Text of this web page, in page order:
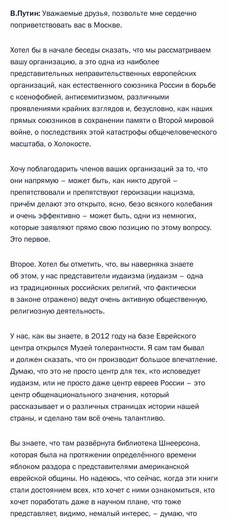
В.Путин: Уважаемые друзья, позвольте мне сердечно
поприветствовать вас в Москве.
Хотел бы в начале беседы сказать, что мы рассматриваем
вашу организацию, а это одна из наиболее
представительных неправительственных европейских
организаций, как естественного союзника России в борьбе
с ксенофобией, антисемитизмом, различными
проявлениями крайних взглядов и, безусловно, как наших
прямых союзников в сохранении памяти о Второй мировой
войне, о последствиях этой катастрофы общечеловеческого
масштаба, о Холокосте.
Хочу поблагодарить членов ваших организаций за то, что
они напрямую – может быть, как никто другой –
препятствовали и препятствуют героизации нацизма,
причём делают это открыто, ясно, безо всякого колебания
и очень эффективно – может быть, одни из немногих,
которые заявляют прямо свою позицию по этому вопросу.
Это первое.
Второе. Хотел бы отметить, что, вы наверняка знаете
об этом, у нас представители иудаизма (иудаизм – одна
из традиционных российских религий, что фактически
в законе отражено) ведут очень активную общественную,
религиозную деятельность.
У нас, как вы знаете, в 2012 году на базе Еврейского
центра открылся Музей толерантности. Я сам там бывал
и должен сказать, что он производит большое впечатление.
Думаю, что это не просто центр для тех, кто исповедует
иудаизм, или не просто даже центр евреев России – это
центр общенационального значения, который
рассказывает и о различных страницах истории нашей
страны, и сделано там всё очень талантливо.
Вы знаете, что там развёрнута библиотека Шнеерсона,
которая была на протяжении определённого времени
яблоком раздора с представителями американской
еврейской общины. Но надеюсь, что сейчас, когда эти книги
стали достоянием всех, кто хочет с ними ознакомиться, кто
хочет поработать даже в научном плане, что тоже
представляет, видимо, немалый интерес, – думаю, что